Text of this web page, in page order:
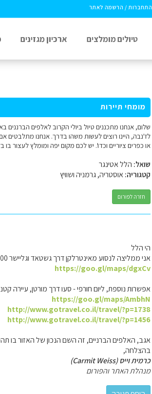
התחברות / הרשמה לאתר
טיולים מומלצים ארכיון מגזינים
מומחי תיירות
שלום, אנחנו מתכננים טיול ביולי הקרוב לאלפים
לז'נבה, היינו רוצים לעשות משהו בדרך. אנחנו מתלבטים
או כפרים ציוריים וכדו'. יש לכם מקום יפה ומומלץ לעצור
שואל: הלל אטינגר
קטגוריה:אוסטריה, גרמניה ושוויץ
חזרה לפורום
הי הלל
אני ממליצה לנסוע מאינטרלקן דרך גשטאד וגליישר 3000. אולי אפילו תצליחו לעלות לקרחון (יש לברר זמני רכבלים) ולמגלשות ההרים
https://goo.gl/maps/dgxCv
אפשרות נוספת, ליום חורפי - סעו דרך מורטן, עיירה
https://goo.gl/maps/AmbhN
http://www.gotravel.co.il/travel/?p=1738
http://www.gotravel.co.il/travel/?p=1456
אגב, האלפים הברניים, זה השם הנכון של האזור בו
בהצלחה,
כרמית וייס (Carmit Weiss)
מנהלת האתר והפורום